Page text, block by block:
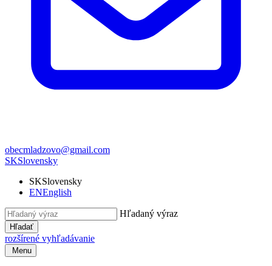
obecmladzovo@gmail.com
SKSlovensky
SKSlovensky
ENEnglish
Hľadaný výraz
Hľadať
rozšírené vyhľadávanie
Menu